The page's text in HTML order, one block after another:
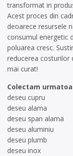
transformat in
Acest proces din
deoarece resursele
consumul energetic
poluarea cresc.
reducerea costurilor
mai curat!
Colectam
deseu cupru
deseu alama
deseu span alama
deseu aluminiu
deseu plumb
deseu inox